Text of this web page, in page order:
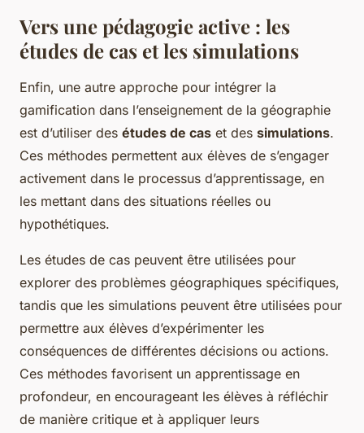
Vers une pédagogie active : les
études de cas et les simulations
Enfin, une autre approche pour intégrer la
gamification dans l’enseignement de la géographie
est d’utiliser des études de cas et des simulations.
Ces méthodes permettent aux élèves de s’engager
activement dans le processus d’apprentissage, en
les mettant dans des situations réelles ou
hypothétiques.
Les études de cas peuvent être utilisées pour
explorer des problèmes géographiques spécifiques,
tandis que les simulations peuvent être utilisées pour
permettre aux élèves d’expérimenter les
conséquences de différentes décisions ou actions.
Ces méthodes favorisent un apprentissage en
profondeur, en encourageant les élèves à réfléchir
de manière critique et à appliquer leurs